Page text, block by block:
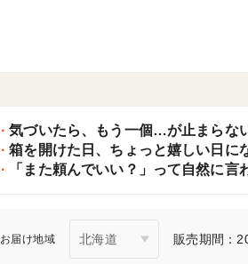
気づいたら、もう一個…が止まらな
箱を開けた日、ちょっと嬉しい日に
「また頼んでいい？」って自然に言
お届け地域 販売期間：